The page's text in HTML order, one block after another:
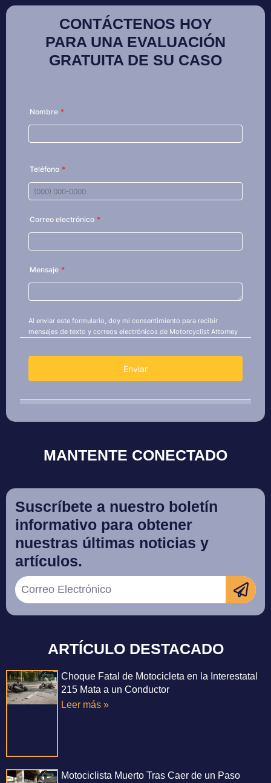
CONTÁCTENOS HOY
PARA UNA EVALUACIÓN
GRATUITA DE SU CASO
MANTENTE CONECTADO
Suscríbete a nuestro boletín
informativo para obtener
nuestras últimas noticias y
artículos.
ARTÍCULO DESTACADO
Choque Fatal de Motocicleta en la Interestatal
215 Mata a un Conductor
Leer más »
Motociclista Muerto Tras Caer de un Paso